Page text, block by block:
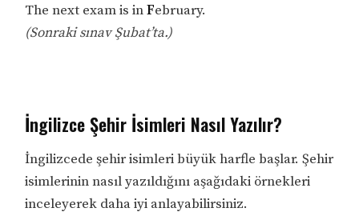
The next exam is inFebruary.
(Sonraki sınav Şubat’ta.)
İngilizce Şehir İsimleri Nasıl Yazılır?
İngilizcede şehir isimleri büyük harfle başlar. Şehir
isimlerinin nasıl yazıldığını aşağıdaki örnekleri
inceleyerek daha iyi anlayabilirsiniz.